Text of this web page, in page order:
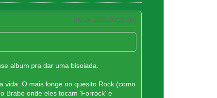
(09-04-2026, 09:29 AM)
album pra dar uma bisoiada.
vida. O mais longe no quesito Rock (como
Brabo onde eles tocam 'Forróck' e